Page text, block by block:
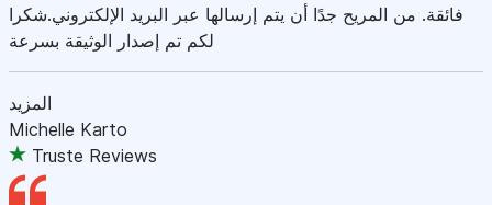
فائقة. من المريح جدًا أن يتم إرسالها عبر البريد الإلكتروني.شكرا
لكم تم إصدار الوثيقة بسرعة
المزيد
Michelle Karto
Truste Reviews